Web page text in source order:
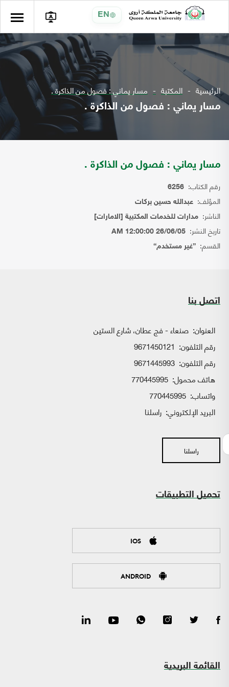
EN
الرئيسية المكتبة مسار يماني : فصول من الذاكرة .
مسار يماني : فصول من الذاكرة .
مسار يماني : فصول من الذاكرة .
رقم الكتاب: 6256
المؤلف: عبدالله حسين بركات
الناشر: مدارات للخدمات المكتبية [الامارات]
تاريخ النشر: 26/06/05 12:00:00 AM
القسم: {غير مستخدم}
اتصل بنا
العنوان: صنعاء - فج عطان، شارع الستين
رقم التلفون: 9671450121
رقم التلفون: 9671445993
هاتف محمول: 770445995
واتساب:
البريد الإلكتروني: راسلنا
راسلنا
تحميل التطبيقات
IOS
ANDROID
القائمة البريدية